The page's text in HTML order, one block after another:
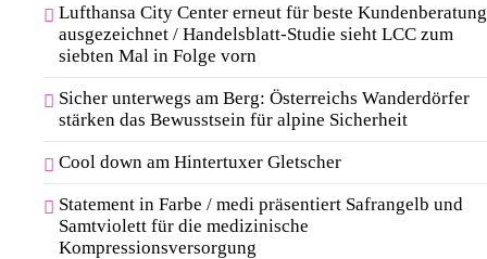
Lufthansa City Center erneut für beste Kundenberatung
ausgezeichnet / Handelsblatt-Studie sieht LCC zum
siebten Mal in Folge vorn
Sicher unterwegs am Berg: Österreichs Wanderdörfer
stärken das Bewusstsein für alpine Sicherheit
Cool down am Hintertuxer Gletscher
Statement in Farbe / medi präsentiert Safrangelb und
Samtviolett für die medizinische
Kompressionsversorgung